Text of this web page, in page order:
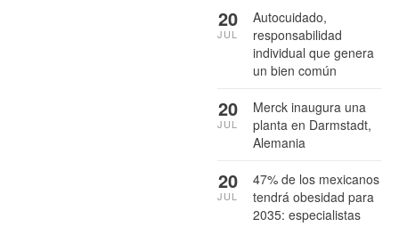
Autocuidado,
responsabilidad
individual que genera
un bien común
20
JUL
Merck inaugura una
planta en Darmstadt,
Alemania
20
JUL
47% de los mexicanos
tendrá obesidad para
2035: especialistas
20
JUL